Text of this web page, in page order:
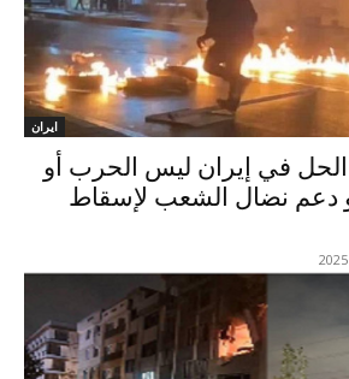
ايران
في إيران ليس الحرب أو
دعم نضال الشعب لإسقاط